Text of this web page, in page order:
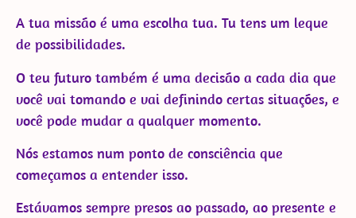
A tua missão é uma escolha tua. Tu tens um leque
de possibilidades.
O teu futuro também é uma decisão a cada dia que
você vai tomando e vai definindo certas situações, e
você pode mudar a qualquer momento.
Nós estamos num ponto de consciência que
começamos a entender isso.
Estávamos sempre presos ao passado, ao presente e